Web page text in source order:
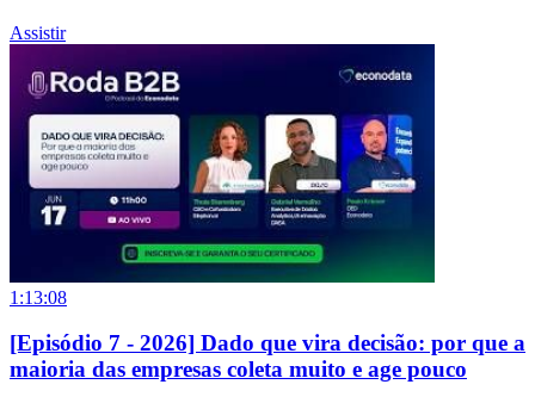
Assistir
1:13:08
[Episódio 7 - 2026] Dado que vira decisão: por que a
maioria das empresas coleta muito e age pouco